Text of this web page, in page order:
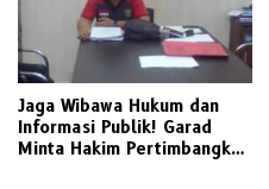
Jaga Wibawa Hukum dan
Informasi Publik! Garad
Minta Hakim Pertimbangkan